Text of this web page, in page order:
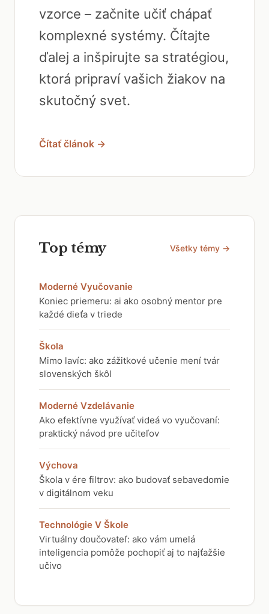
vzorce – začnite učiť chápať
komplexné systémy. Čítajte
ďalej a inšpirujte sa stratégiou,
ktorá pripraví vašich žiakov na
skutočný svet.
Čítať článok →
Top témy Všetky témy →
Moderné Vyučovanie
Koniec priemeru: ai ako osobný mentor pre
každé dieťa v triede
Škola
Mimo lavíc: ako zážitkové učenie mení tvár
slovenských škôl
Moderné Vzdelávanie
Ako efektívne využívať videá vo vyučovaní:
praktický návod pre učiteľov
Výchova
Škola v ére filtrov: ako budovať sebavedomie
v digitálnom veku
Technológie V Škole
Virtuálny doučovateľ: ako vám umelá
inteligencia pomôže pochopiť aj to najťažšie
učivo